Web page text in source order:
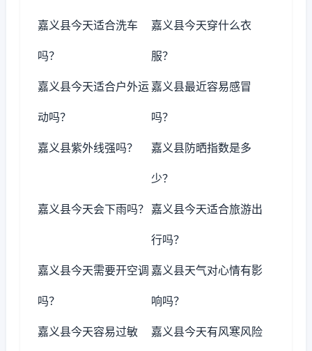
嘉义县今天适合洗车
吗？
嘉义县今天穿什么衣
服？
嘉义县今天适合户外运
动吗？
嘉义县最近容易感冒
吗？
嘉义县紫外线强吗？ 嘉义县防晒指数是多
少？
嘉义县今天会下雨吗？ 嘉义县今天适合旅游出
行吗？
嘉义县今天需要开空调
吗？
嘉义县天气对心情有影
响吗？
嘉义县今天容易过敏 嘉义县今天有风寒风险